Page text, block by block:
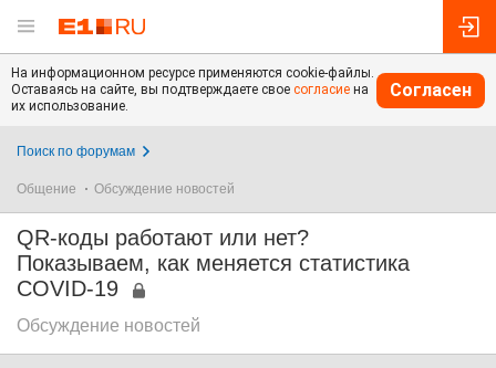
На информационном ресурсе применяются cookie-файлы.
Оставаясь на сайте, вы подтверждаете свое согласие на
их использование.
Согласен
Поиск по форумам
Общение Обсуждение новостей
QR-коды работают или нет?
Показываем, как меняется статистика
COVID-19
Обсуждение новостей